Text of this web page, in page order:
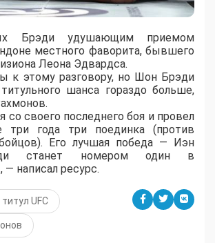
Брэди удушающим приемом
местного фаворита, бывшего
Леона Эдвардса.
к этому разговору, но Шон Брэди
шанса гораздо больше,
со своего последнего боя и провел
три года три поединка (против
Его лучшая победа — Иэн
станет номером один в
— написал ресурс.
UFC